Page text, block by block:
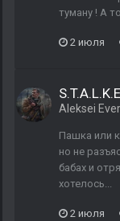
туману ! А
2 июля
Aleksei
Пашка или
но не
бабах и
хотелось...
2 июля